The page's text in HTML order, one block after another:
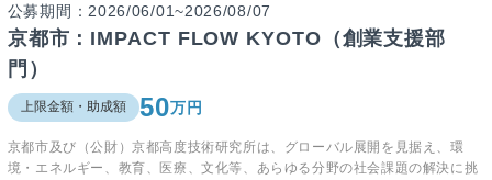
公募期間：2026/06/01~2026/08/07
京都市：IMPACT FLOW KYOTO（創業支援部
門）
上限金額・助成額 50万円
京都市及び（公財）京都高度技術研究所は、グローバル展開を見据え、環
境・エネルギー、教育、医療、文化等、あらゆる分野の社会課題の解決に挑